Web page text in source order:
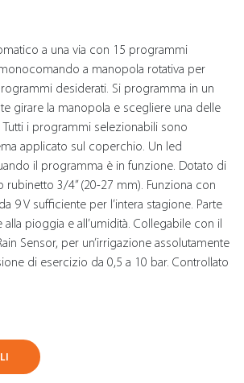
a una via con 15 programmi
a manopola rotativa per
desiderati. Si programma in un
girare la manopola e scegliere una delle
Tutti i programmi selezionabili sono
applicato sul coperchio. Un led
il programma è in funzione. Dotato di
rubinetto 3/4” (20-27 mm). Funziona con
9 V sufficiente per l’intera stagione. Parte
pioggia e all’umidità. Collegabile con il
Sensor, per un’irrigazione assolutamente
di esercizio da 0,5 a 10 bar. Controllato